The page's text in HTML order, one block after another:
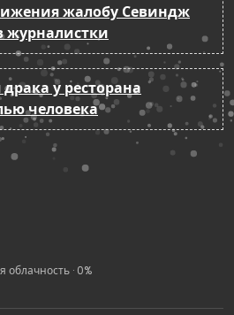
жалобу Севиндж
журналистки
у ресторана
человека
· 0%